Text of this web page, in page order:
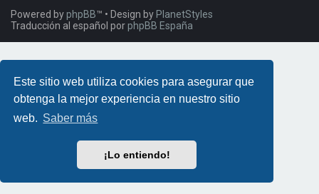
Este sitio web utiliza cookies para asegurar que
obtenga la mejor experiencia en nuestro sitio
web. Saber más
¡Lo entiendo!
Powered byphpBB™ • Design byPlanetStyles
Traducción al español porphpBB España